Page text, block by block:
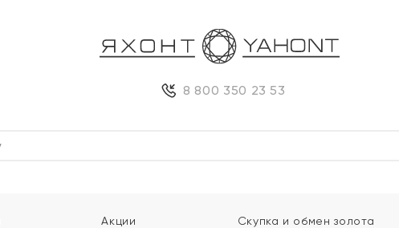
8 800 350 23 53
Акции Скупка и обмен золота